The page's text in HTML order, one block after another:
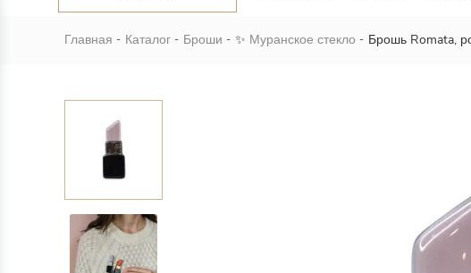
Главная Каталог Броши ✨ Муранское стекло Брошь Romata,